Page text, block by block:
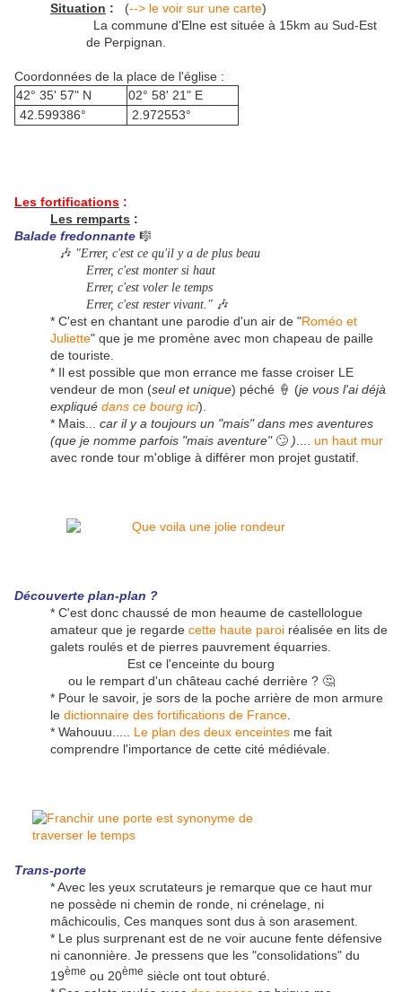
Situation : (--> le voir sur une carte)
La commune d'Elne est située à 15km au Sud-Est
de Perpignan.
Coordonnées de la place de l'église :
42° 35' 57" N
02° 58' 21" E
42.599386°
2.972553°
Les fortifications :
Les remparts :
Balade fredonnante 🎼
🎶 "Errer, c'est ce qu'il y a de plus beau
Errer, c'est monter si haut
Errer, c'est voler le temps
Errer, c'est rester vivant." 🎶
* C'est en chantant une parodie d'un air de "Roméo et
Juliette" que je me promène avec mon chapeau de paille
de touriste.
* Il est possible que mon errance me fasse croiser LE
vendeur de mon (seul et unique) péché 🍦 (je vous l'ai déjà
expliqué dans ce bourg ici).
* Mais... car il y a toujours un "mais" dans mes aventures
(que je nomme parfois "mais aventure"🙄 )
un haut mur
avec ronde tour m'oblige à différer mon projet gustatif.
Découverte plan-plan ?
* C'est donc chaussé de mon heaume de castellologue
amateur que je regarde cette haute paroi réalisée en lits de
galets roulés et de pierres pauvrement équarries.
Est ce l'enceinte du bourg
ou le rempart d'un château caché derrière ? 🤔
* Pour le savoir, je sors de la poche arrière de mon armure
le dictionnaire des fortifications de France
* Wahouuu..... Le plan des deux enceintes me fait
comprendre l'importance de cette cité médiévale.
Trans-porte
* Avec les yeux scrutateurs je remarque que ce haut mur
ne possède ni chemin de ronde, ni crénelage, ni
mâchicoulis, Ces manques sont dus à son arasement.
* Le plus surprenant est de ne voir aucune fente défensive
ni canonnière. Je pressens que les "consolidations" du
19ème ou 20ème siècle ont tout obturé.